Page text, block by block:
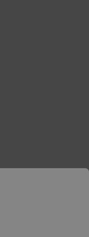
Comida a Domicilio -